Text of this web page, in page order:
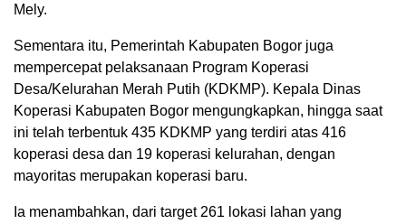
Mely.
Sementara itu, Pemerintah Kabupaten Bogor juga
mempercepat pelaksanaan Program Koperasi
Desa/Kelurahan Merah Putih (KDKMP). Kepala Dinas
Koperasi Kabupaten Bogor mengungkapkan, hingga saat
ini telah terbentuk 435 KDKMP yang terdiri atas 416
koperasi desa dan 19 koperasi kelurahan, dengan
mayoritas merupakan koperasi baru.
Ia menambahkan, dari target 261 lokasi lahan yang